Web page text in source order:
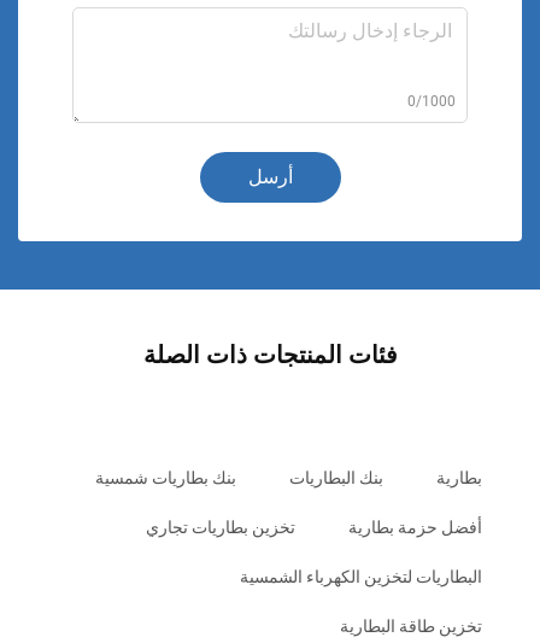
0/1000
أرسل
فئات المنتجات ذات الصلة
بطارية بنك البطاريات بنك بطاريات شمسية
أفضل حزمة بطارية تخزين بطاريات تجاري
البطاريات لتخزين الكهرباء الشمسية
تخزين طاقة البطارية